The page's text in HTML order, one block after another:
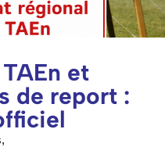
et
de report :